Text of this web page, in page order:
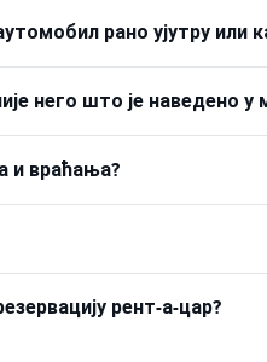
рано ујутру или
него што је наведено у
и враћања?
рент-а-цар?